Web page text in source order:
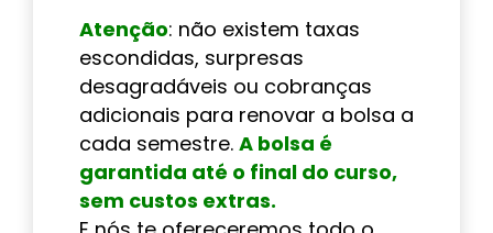
Atenção: não existem taxas
escondidas, surpresas
desagradáveis ou cobranças
adicionais para renovar a bolsa a
cada semestre. A bolsa é
garantida até o final do curso,
sem custos extras.